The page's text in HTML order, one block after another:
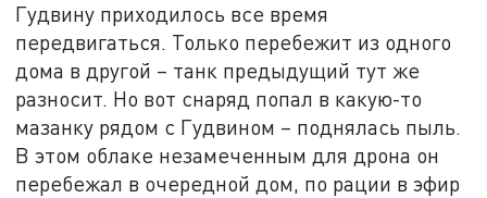
Гудвину приходилось все время
передвигаться. Только перебежит из одного
дома в другой – танк предыдущий тут же
разносит. Но вот снаряд попал в какую-то
мазанку рядом с Гудвином – поднялась пыль.
В этом облаке незамеченным для дрона он
перебежал в очередной дом, по рации в эфир